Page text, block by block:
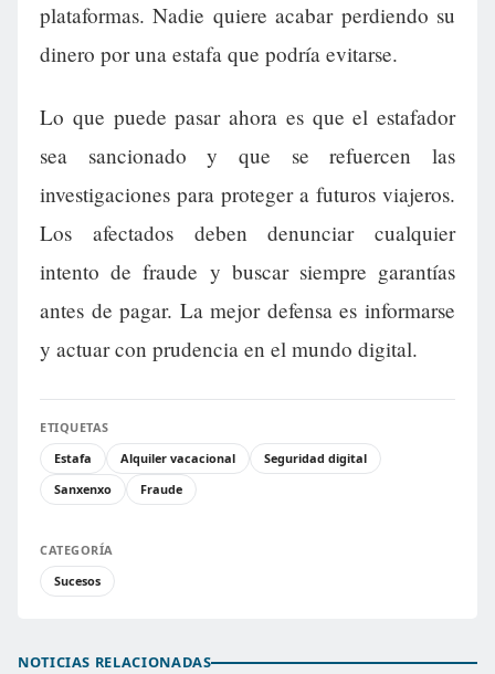
plataformas. Nadie quiere acabar perdiendo su
dinero por una estafa que podría evitarse.
Lo que puede pasar ahora es que el estafador
sea sancionado y que se refuercen las
investigaciones para proteger a futuros viajeros.
Los afectados deben denunciar cualquier
intento de fraude y buscar siempre garantías
antes de pagar. La mejor defensa es informarse
y actuar con prudencia en el mundo digital.
ETIQUETAS
Estafa
Alquiler vacacional
Seguridad digital
Sanxenxo
Fraude
CATEGORÍA
Sucesos
NOTICIAS RELACIONADAS